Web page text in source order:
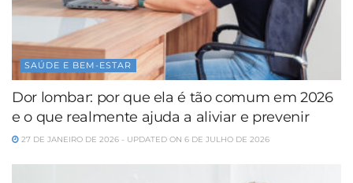
SAÚDE E BEM-ESTAR
Dor lombar: por que ela é tão comum em 2026
e o que realmente ajuda a aliviar e prevenir
27 DE JANEIRO DE 2026 - UPDATED ON 6 DE JULHO DE 2026